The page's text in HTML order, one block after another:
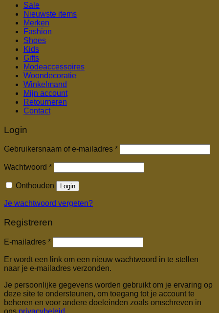
Sale
Nieuwste items
Merken
Fashion
Shoes
Kids
Gifts
Modeaccessoires
Woondecoratie
Winkelmand
Mijn account
Retourneren
Contact
Login
Gebruikersnaam of e-mailadres *Vereist
Wachtwoord *Vereist
Onthouden Login
Je wachtwoord vergeten?
Registreren
E-mailadres *Vereist
Er wordt een link om een nieuw wachtwoord in te stellen
naar je e-mailadres verzonden.
Je persoonlijke gegevens worden gebruikt om je ervaring op
deze site te ondersteunen, om toegang tot je account te
beheren en voor andere doeleinden zoals omschreven in
ons privacybeleid